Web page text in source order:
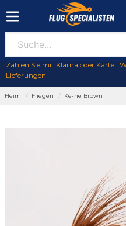
Zahlen Sie mit Klarna oder Karte |
Lieferungen
Heim Fliegen Ke-he Brown